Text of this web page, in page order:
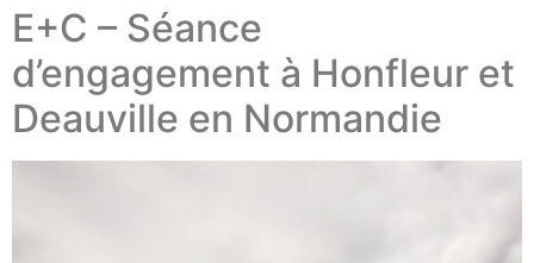
E+C – Séance
d’engagement à Honfleur et
Deauville en Normandie